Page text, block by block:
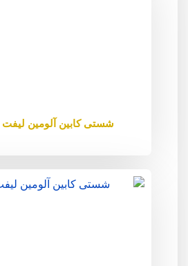
شستی کابین آلومین